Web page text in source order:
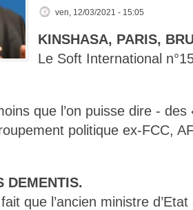
ven, 12/03/2021 - 15:05
KINSHASA, PARIS,
Le Soft International
que l’on puisse dire - des
politique ex-FCC,
DEMENTIS.
que l’ancien ministre